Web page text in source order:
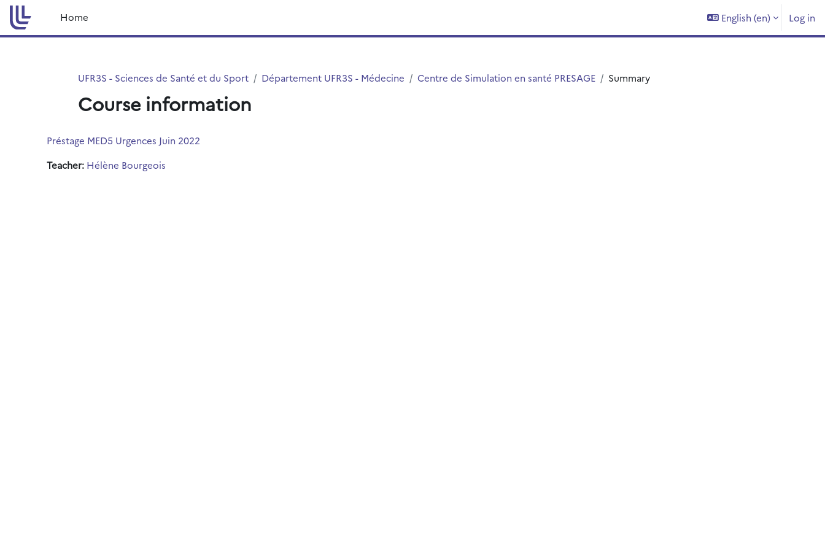
Skip to main content
Home
English ‎(en)‎ Log in
UFR3S - Sciences de Santé et du Sport Département UFR3S - Médecine Centre de Simulation en santé PRESAGE Summary
Course information
Préstage MED5 Urgences Juin 2022
Teacher: Hélène Bourgeois